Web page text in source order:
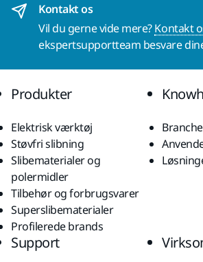
Kontakt os
Vil du gerne vide mere?Kontakt
ekspertsupportteam besvare
Produkter
Elektrisk værktøj
Støvfri slibning
Slibematerialer og
polermidler
Tilbehør og forbrugsvarer
Superslibematerialer
Profilerede brands
Support